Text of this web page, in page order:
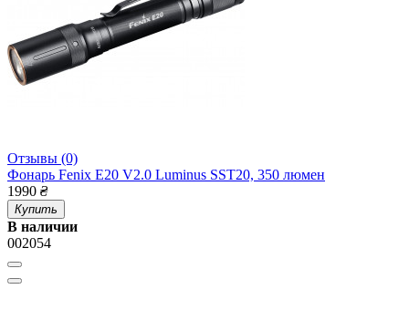
Отзывы (0)
Фонарь Fenix E20 V2.0 Luminus SST20, 350 люмен
1990 ₴
Купить
В наличии
002054